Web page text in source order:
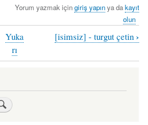
Yorum yazmak içingiriş yapınya dakayıt
olun
Yuka
rı
[isimsiz] - turgut çetin ›